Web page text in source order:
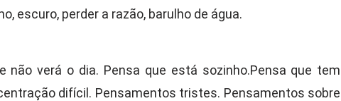
escuro, perder a razão, barulho de água.
não verá o dia. Pensa que está sozinho.Pensa que tem
difícil. Pensamentos tristes. Pensamentos sobre